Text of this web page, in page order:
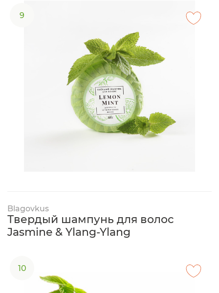
9
Blagovkus
Твердый шампунь для волос
Jasmine & Ylang-Ylang
10